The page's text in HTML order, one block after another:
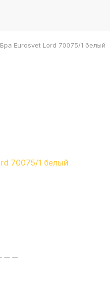
Бра Eurosvet Lord 70075/1 белый